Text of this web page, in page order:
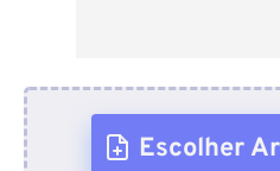
Escolher